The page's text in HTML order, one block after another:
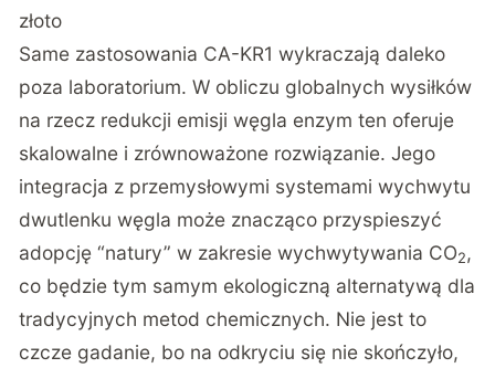
złoto
Same zastosowania CA-KR1 wykraczają daleko
poza laboratorium. W obliczu globalnych wysiłków
na rzecz redukcji emisji węgla enzym ten oferuje
skalowalne i zrównoważone rozwiązanie. Jego
integracja z przemysłowymi systemami wychwytu
dwutlenku węgla może znacząco przyspieszyć
adopcję “natury” w zakresie wychwytywania CO2,
co będzie tym samym ekologiczną alternatywą dla
tradycyjnych metod chemicznych. Nie jest to
czcze gadanie, bo na odkryciu się nie skończyło,